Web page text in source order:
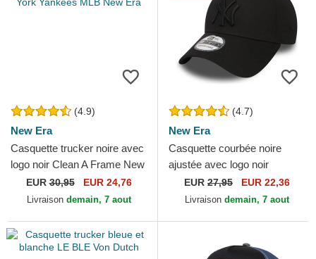
(4.9)
New Era
Casquette trucker noire avec
logo noir Clean A Frame New
York Yankees MLB New Era
EUR30,95 EUR 24,76
Livraison demain, 7 aout
(4.7)
New Era
Casquette courbée noire
ajustée avec logo noir
39THIRTY Classic New York
Yankees MLB New Era
EUR 27,95 EUR 22,36
Livraison demain, 7 aout